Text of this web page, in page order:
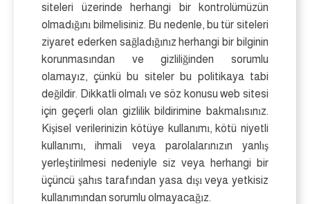
siteleri üzerinde herhangi bir kontrolümüzün
olmadığını bilmelisiniz. Bu nedenle, bu tür siteleri
ziyaret ederken sağladığınız herhangi bir bilginin
korunmasından ve gizliliğinden sorumlu
olamayız, çünkü bu siteler bu politikaya tabi
değildir. Dikkatli olmalı ve söz konusu web sitesi
için geçerli olan gizlilik bildirimine bakmalısınız.
Kişisel verilerinizin kötüye kullanımı, kötü niyetli
kullanımı, ihmali veya parolalarınızın yanlış
yerleştirilmesi nedeniyle siz veya herhangi bir
üçüncü şahıs tarafından yasa dışı veya yetkisiz
kullanımından sorumlu olmayacağız.